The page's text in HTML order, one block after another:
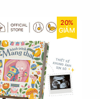
20%
GIẢM